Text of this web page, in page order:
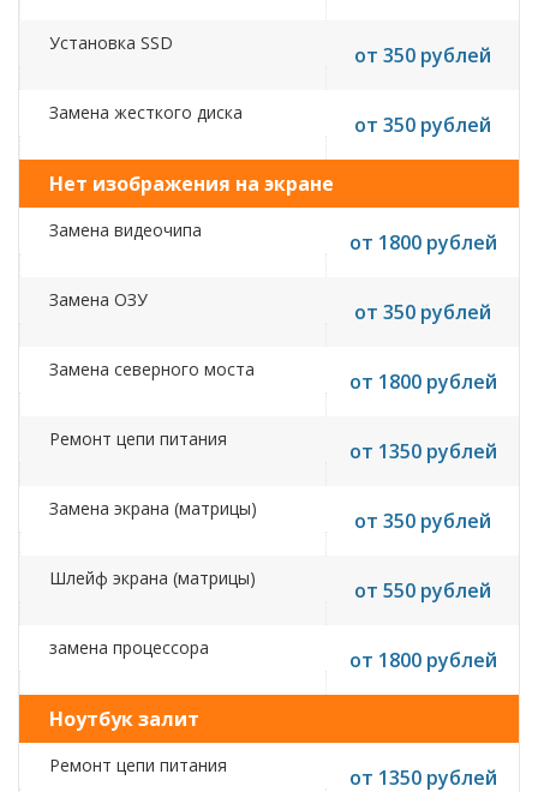
Установка SSD от 350 рублей
Замена жесткого диска от 350 рублей
Нет изображения на экране
Замена видеочипа от 1800 рублей
Замена ОЗУ от 350 рублей
Замена северного моста от 1800 рублей
Ремонт цепи питания от 1350 рублей
Замена экрана (матрицы) от 350 рублей
Шлейф экрана (матрицы) от 550 рублей
замена процессора от 1800 рублей
Ноутбук залит
Ремонт цепи питания от 1350 рублей